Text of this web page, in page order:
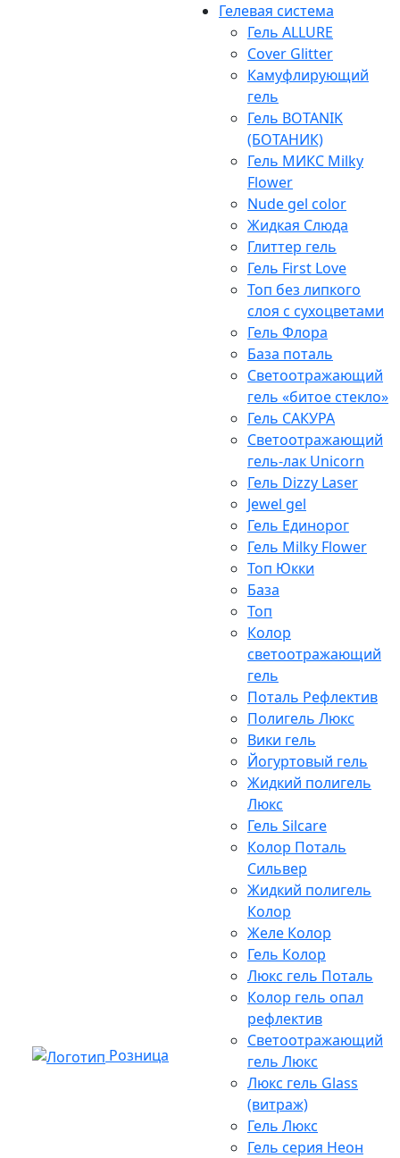
Розница
Гелевая система
Гель ALLURE
Cover Glitter
Камуфлирующий
гель
Гель BOTANIK
(БОТАНИК)
Гель МИКС Milky
Flower
Nude gel color
Жидкая Слюда
Глиттер гель
Гель First Love
Топ без липкого
слоя с сухоцветами
Гель Флора
База поталь
Светоотражающий
гель «битое стекло»
Гель САКУРА
Светоотражающий
гель-лак Unicorn
Гель Dizzy Laser
Jewel gel
Гель Единорог
Гель Milky Flower
Топ Юкки
База
Топ
Колор
светоотражающий
гель
Поталь Рефлектив
Полигель Люкс
Вики гель
Йогуртовый гель
Жидкий полигель
Люкс
Гель Silcare
Колор Поталь
Сильвер
Жидкий полигель
Колор
Желе Колор
Гель Колор
Люкс гель Поталь
Колор гель опал
рефлектив
Светоотражающий
гель Люкс
Люкс гель Glass
(витраж)
Гель Люкс
Гель серия Неон